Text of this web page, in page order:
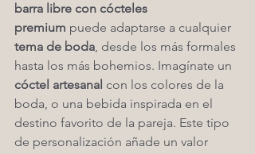
barra libre con cócteles
premium puede adaptarse a cualquier
tema de boda, desde los más formales
hasta los más bohemios. Imagínate un
cóctel artesanal con los colores de la
boda, o una bebida inspirada en el
destino favorito de la pareja. Este tipo
de personalización añade un valor